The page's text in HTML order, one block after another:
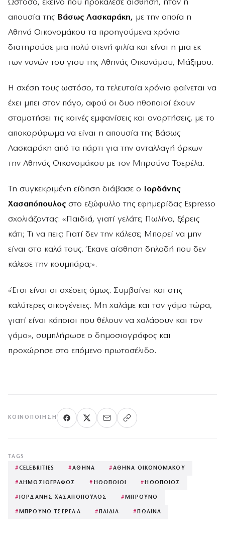
Ωστόσο, εκείνο που προκάλεσε αίσθηση, ήταν η
απουσία της Βάσως Λασκαράκη, με την οποία η
Αθηνά Οικονομάκου τα προηγούμενα χρόνια
διατηρούσε μια πολύ στενή φιλία και είναι η μια εκ
των νονών του γιου της Αθηνάς Οικονάμου, Μάξιμου.
Η σχέση τους ωστόσο, τα τελευταία χρόνια φαίνεται να
έχει μπει στον πάγο, αφού οι δυο ηθοποιοί έχουν
σταματήσει τις κοινές εμφανίσεις και αναρτήσεις, με το
αποκορύφωμα να είναι η απουσία της Βάσως
Λασκαράκη από τα πάρτι για την ανταλλαγή όρκων
την Αθηνάς Οικονομάκου με τον Μπρούνο Τσερέλα.
Τη συγκεκριμένη είδηση διάβασε ο Ιορδάνης
Χασαπόπουλοςστο εξώφυλλο της εφημερίδας Espresso
σχολιάζοντας: «Παιδιά, γιατί γελάτε; Πωλίνα, ξέρεις
κάτι; Τι να πεις; Γιατί δεν την κάλεσε; Μπορεί να μην
είναι στα καλά τους. Έκανε αίσθηση δηλαδή που δεν
κάλεσε την κουμπάρα;».
«Έτσι είναι οι σχέσεις όμως. Συμβαίνει και στις
καλύτερες οικογένειες. Μη χαλάμε και τον γάμο τώρα,
γιατί είναι κάποιοι που θέλουν να χαλάσουν και τον
γάμο», συμπλήρωσε ο δημοσιογράφος και
προχώρησε στο επόμενο πρωτοσέλιδο.
ΚΟΙΝΟΠΟΊΗΣΗ
TAGS
#CELEBRITIES #ΑΘΗΝΑ #ΑΘΗΝΑ ΟΙΚΟΝΟΜΑΚΟΥ
#ΔΗΜΟΣΙΟΓΡΑΦΟΣ # ΗΘΟΠΟΙΟΙ # ΗΘΟΠΟΙΟΣ
# ΙΟΡΔΑΝΗΣ ΧΑΣΑΠΟΠΟΥΛΟΣ # ΜΠΡΟΥΝΟ
# ΜΠΡΟΥΝΟ ΤΣΕΡΕΛΑ # ΠΑΙΔΙΑ # ΠΩΛΙΝΑ